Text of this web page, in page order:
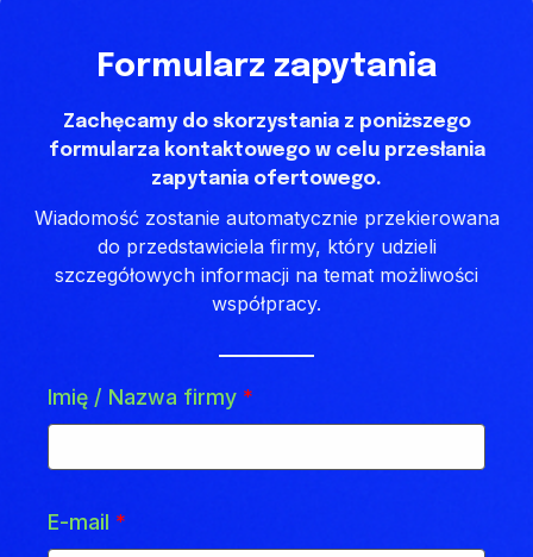
Formularz zapytania
Zachęcamy do skorzystania z poniższego
formularza kontaktowego w celu przesłania
zapytania ofertowego.
Wiadomość zostanie automatycznie przekierowana
do przedstawiciela firmy, który udzieli
szczegółowych informacji na temat możliwości
współpracy.
Imię / Nazwa firmy *
E-mail *